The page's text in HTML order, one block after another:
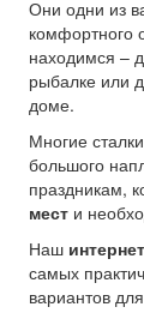
Они одни из
комфортного
находимся –
рыбалке или
доме.
Многие
большого
праздникам,
мест и
Наш
самых
вариантов